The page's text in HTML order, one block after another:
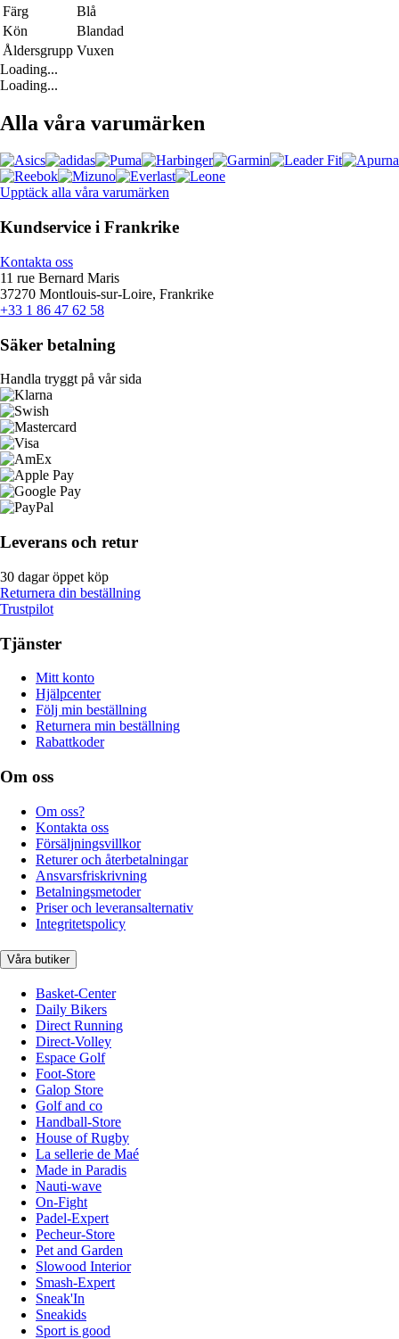
Färg
Blå
Kön
Blandad
Åldersgrupp Vuxen
Loading...
Loading...
Alla våra varumärken
Upptäck alla våra varumärken
Kundservice i Frankrike
Kontakta oss
11 rue Bernard Maris
37270 Montlouis-sur-Loire, Frankrike
+33 1 86 47 62 58
Säker betalning
Handla tryggt på vår sida
Leverans och retur
30 dagar öppet köp
Returnera din beställning
Trustpilot
Tjänster
Mitt konto
Hjälpcenter
Följ min beställning
Returnera min beställning
Rabattkoder
Om oss
Om oss?
Kontakta oss
Försäljningsvillkor
Returer och återbetalningar
Ansvarsfriskrivning
Betalningsmetoder
Priser och leveransalternativ
Integritetspolicy
Våra butiker
Basket-Center
Daily Bikers
Direct Running
Direct-Volley
Espace Golf
Foot-Store
Galop Store
Golf and co
Handball-Store
House of Rugby
La sellerie de Maé
Made in Paradis
Nauti-wave
On-Fight
Padel-Expert
Pecheur-Store
Pet and Garden
Slowood Interior
Smash-Expert
Sneak'In
Sneakids
Sport is good